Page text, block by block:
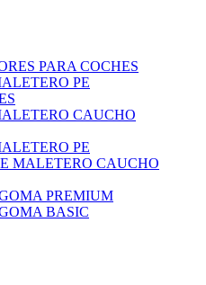
PARA COCHES
PE
CAUCHO
PE
MALETERO CAUCHO
PREMIUM
BASIC